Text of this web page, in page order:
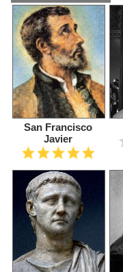
Videos
Galerías
Noticias
Iniciar sesión
San Francisco
Javier